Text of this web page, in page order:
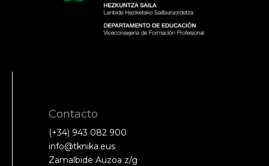
Contacto
(+34) 943 082 900
info@tknika.eus
Zamalbide Auzoa z/g